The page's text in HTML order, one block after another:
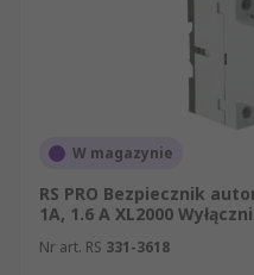
W magazynie
RS PRO Bezpiecznik
1A, 1.6 A XL2000
Nr art. RS 331-3618